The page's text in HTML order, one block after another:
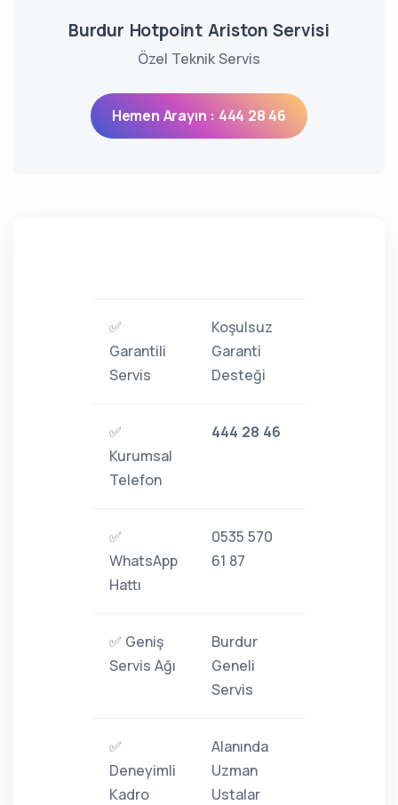
Burdur Hotpoint Ariston Servisi
Özel Teknik Servis
Hemen Arayın : 444 28 46
✅
Garantili
Servis
Koşulsuz
Garanti
Desteği
✅
Kurumsal
Telefon
444 28 46
✅
WhatsApp
Hattı
0535 570
61 87
✅ Geniş
Servis Ağı
Burdur
Geneli
Servis
✅
Deneyimli
Kadro
Alanında
Uzman
Ustalar